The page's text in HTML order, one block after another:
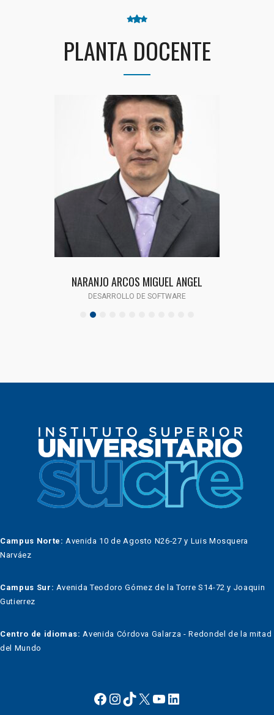
PLANTA DOCENTE
NARANJO ARCOS MIGUEL ANGEL
DESARROLLO DE SOFTWARE
Campus Norte: Avenida 10 de Agosto N26-27 y Luis Mosquera
Narváez
Campus Sur: Avenida Teodoro Gómez de la Torre S14-72 y Joaquin
Gutierrez
Centro de idiomas: Avenida Córdova Galarza - Redondel de la mitad
del Mundo